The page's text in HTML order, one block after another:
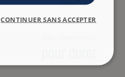
CONTINUER SANS ACCEPTER